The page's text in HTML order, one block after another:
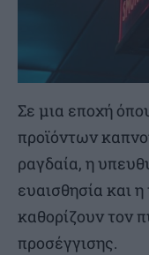
Σε μια εποχή
προϊόντων
ραγδαία, η
ευαισθησία και
καθορίζουν τον
προσέγγισης.